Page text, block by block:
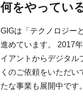
何をやってい
GIGは「テクノロジー
進めています。 2017
イアントからデジタル
くのご依頼をいただ
たな事業も展開中です。